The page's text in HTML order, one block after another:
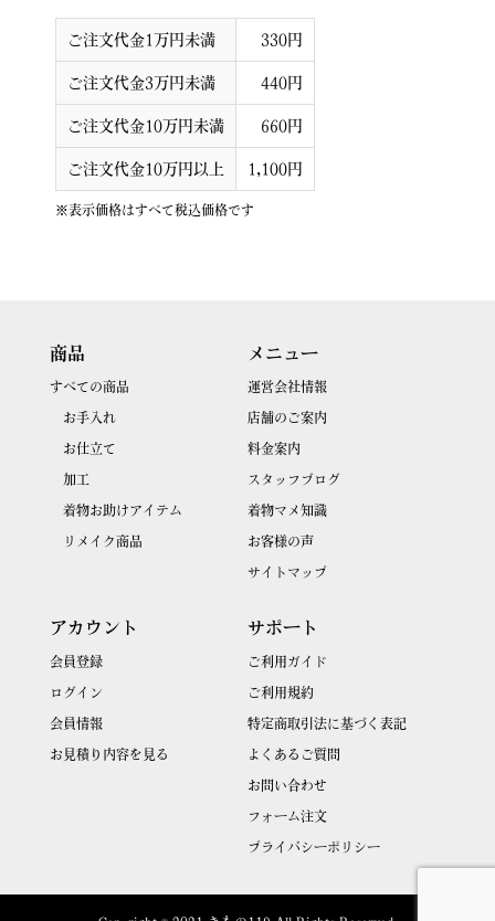
ご注文代金1万円未満 330円
ご注文代金3万円未満 440円
ご注文代金10万円未満 660円
ご注文代金10万円以上 1,100円
※表示価格はすべて税込価格です
商品
すべての商品
お手入れ
お仕立て
加工
着物お助けアイテム
リメイク商品
メニュー
運営会社情報
店舗のご案内
料金案内
スタッフブログ
着物マメ知識
お客様の声
サイトマップ
アカウント
会員登録
ログイン
会員情報
お見積り内容を見る
サポート
ご利用ガイド
ご利用規約
特定商取引法に基づく表記
よくあるご質問
お問い合わせ
フォーム注文
プライバシーポリシー